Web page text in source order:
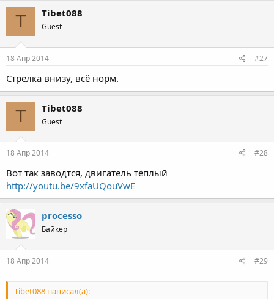
T Tibet088
Guest
18 Апр 2014 #27
Стрелка внизу, всё норм.
T Tibet088
Guest
18 Апр 2014 #28
Вот так заводтся, двигатель тёплый
http://youtu.be/9xfaUQouVwE
processo
Байкер
18 Апр 2014 #29
Tibet088 написал(а):